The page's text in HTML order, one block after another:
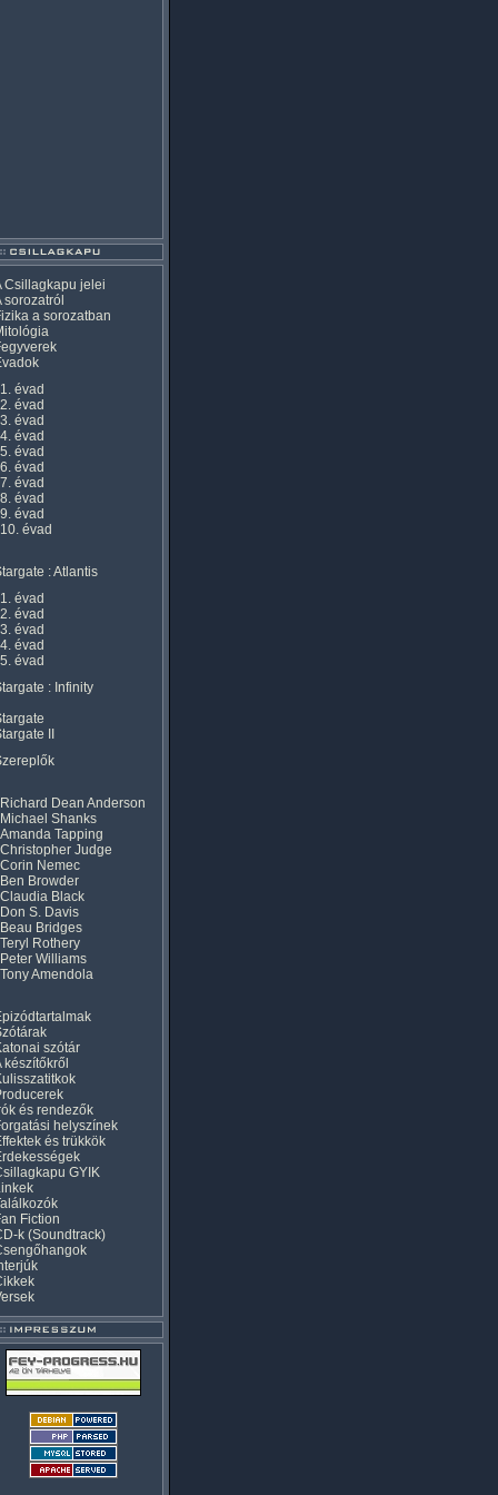
Csillagkapu jelei
sorozatról
a sorozatban
1. évad
2. évad
3. évad
4. évad
5. évad
6. évad
7. évad
8. évad
9. évad
10. évad
: Atlantis
1. évad
2. évad
3. évad
4. évad
5. évad
: Infinity
II
Richard Dean Anderson
Michael Shanks
Amanda Tapping
Christopher Judge
Corin Nemec
Ben Browder
Claudia Black
Don S. Davis
Beau Bridges
Teryl Rothery
Peter Williams
Tony Amendola
szótár
készítőkről
és rendezők
helyszínek
és trükkök
GYIK
Fiction
k (Soundtrack)